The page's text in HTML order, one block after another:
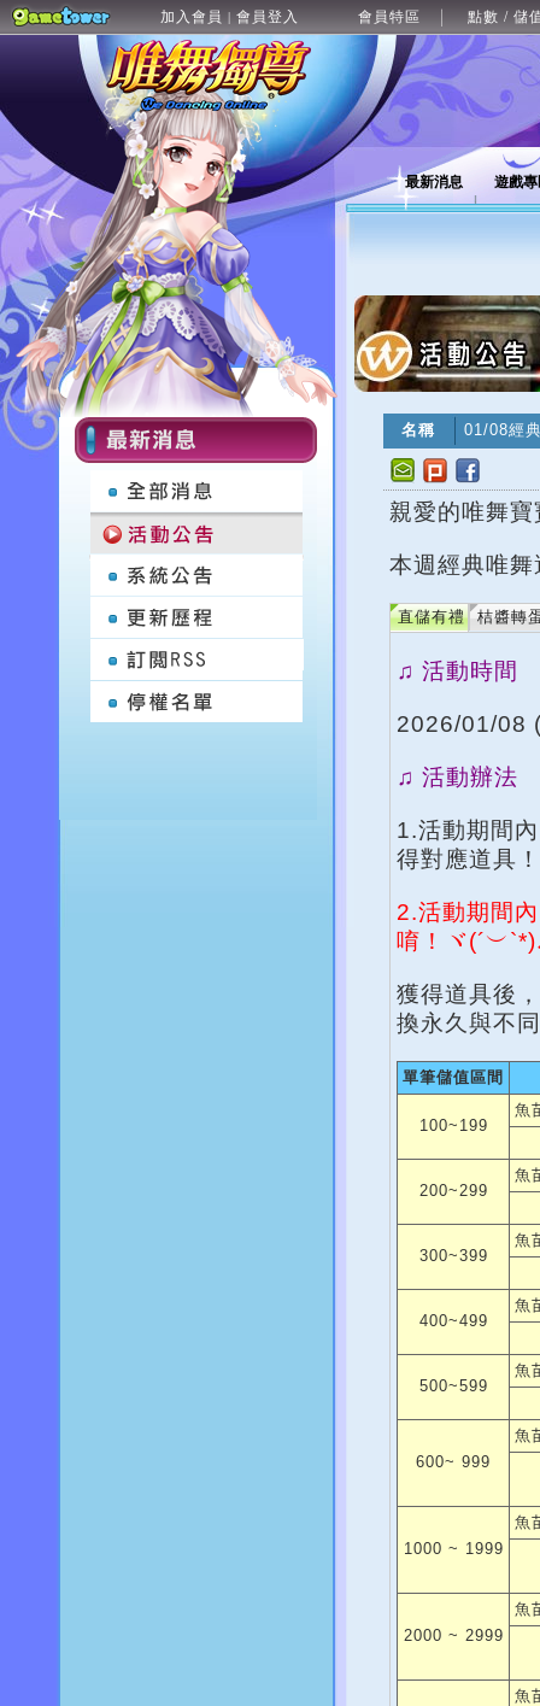
加入會員 | 會員登入 會員特區 點數 / 儲
最新消息 遊戲
名稱 01/08經
親愛的唯舞
本週經典唯
直儲有禮 桔醬轉
♫ 活動時間
2026/01/08
♫ 活動辦法
1.活動期間
得對應道具
2.活動期間
唷！ヾ
獲得道具後
換永久與不
單筆儲值區間
100~199
魚
200~299
魚
300~399
魚
400~499
魚
500~599
魚
600~ 999
魚
1000 ~ 1999
魚
2000 ~ 2999
魚
魚